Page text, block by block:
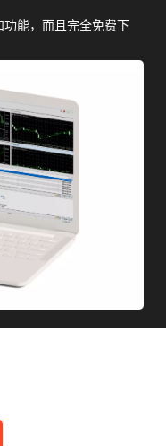
能，而且完全免费下